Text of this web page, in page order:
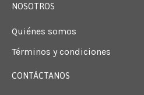
NOSOTROS
Quiénes somos
Términos y condiciones
CONTÁCTANOS